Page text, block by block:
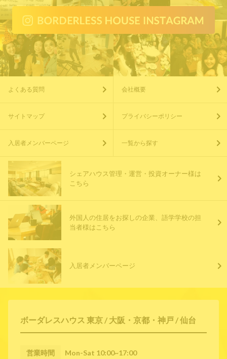
ボーダレスハウス 東京 / 大阪・京都・神戸 / 仙台
営業時間 Mon-Sat 10:00~17:00
よくある質問 会社概要
サイトマップ プライバシーポリシー
入居者メンバーページ 一覧から探す
シェアハウス管理・運営・投資オーナー様は
こちら
外国人の住居をお探しの企業、語学学校の担
当者様はこちら
入居者メンバーページ